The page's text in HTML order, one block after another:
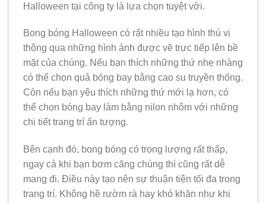
Halloween tại công ty là lựa chọn tuyệt vời.
Bong bóng Halloween có rất nhiều tạo hình thú vị
thông qua những hình ảnh được vẽ trực tiếp lên bề
mặt của chúng. Nếu bạn thích những thứ nhẹ nhàng
có thể chọn quả bóng bay bằng cao su truyền thống.
Còn nếu bạn yêu thích những thứ mới lạ hơn, có
thể chọn bóng bay làm bằng nilon nhôm với những
chi tiết trang trí ấn tượng.
Bên cạnh đó, bong bóng có trọng lượng rất thấp,
ngay cả khi bạn bơm căng chúng thì cũng rất dễ
mang đi. Điều này tạo nên sự thuận tiện tối đa trong
trang trí. Không hề rườm rà hay khó khăn như khi